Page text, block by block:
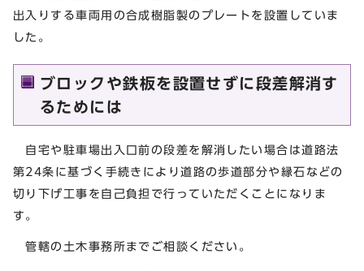
出入りする車両用の合成樹脂製のプレートを設置していま
した。
ブロックや鉄板を設置せずに段差解消す
るためには
自宅や駐車場出入口前の段差を解消したい場合は道路法
第24条に基づく手続きにより道路の歩道部分や縁石などの
切り下げ工事を自己負担で行っていただくことになりま
す。
管轄の土木事務所までご相談ください。